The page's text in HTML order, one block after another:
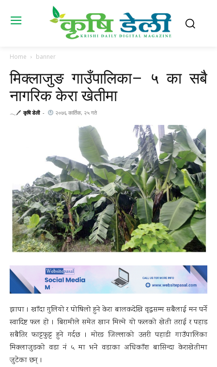
Home banner
मिक्लाजुङ गाउँपालिका– ५ का सबै
नागरिक केरा खेतीमा
𓂃🖊 कृषि डेली - २०७६ कार्तिक, २५ गते
झापा । खाँदा गुलियो र पोषिलो हुने केरा बालकदेखि वृद्धसम्म सबैलाई मन पर्ने
स्वादिष्ट फल हो । बिरामीले समेत खान मिल्ने यो फलको खेती तराई र पहाड
सबैतिर फाट्टफुट्ट हुने गर्दछ । मोरङ जिल्लाको उत्तरी पहाडी गाउँपालिका
मिक्लाजुङको वडा नं ५ मा भने वडाका अधिकाँश बासिन्दा केराखेतीमा
जुटेका छन् ।